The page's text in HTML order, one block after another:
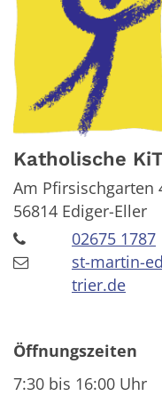
Katholische
Am Pfirsischgarten
56814 Ediger-Eller
02675 1787
st-martin-
trier.de
Öffnungszeiten
7:30 bis 16:00 Uhr